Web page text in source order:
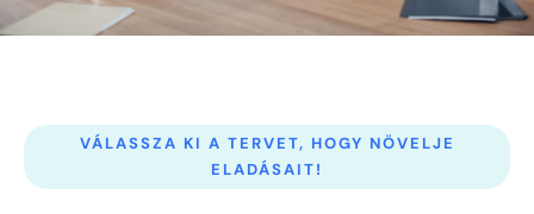
VÁLASSZA KI A TERVET, HOGY NÖVELJE
ELADÁSAIT!